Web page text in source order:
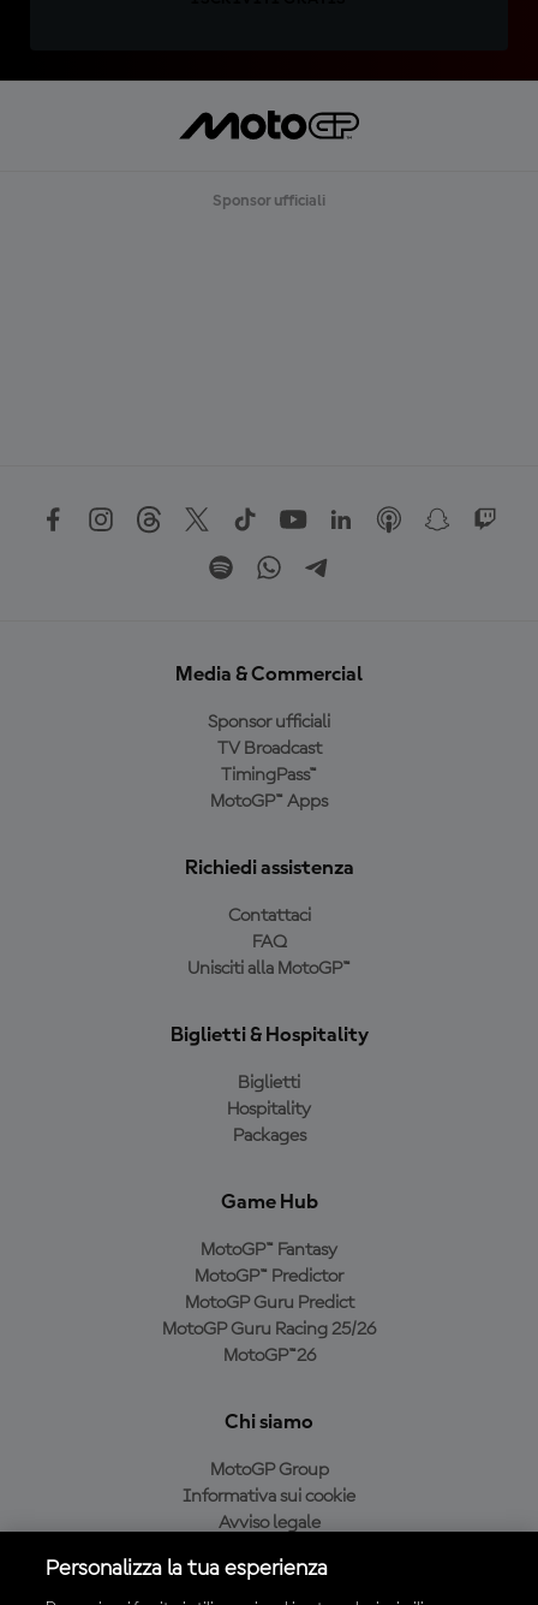
Sponsor ufficiali
Media & Commercial
Sponsor ufficiali
TV Broadcast
TimingPass™
MotoGP™ Apps
Richiedi assistenza
Contattaci
FAQ
Unisciti alla MotoGP™
Biglietti & Hospitality
Biglietti
Hospitality
Packages
Game Hub
MotoGP™ Fantasy
MotoGP™ Predictor
MotoGP Guru Predict
MotoGP Guru Racing 25/26
MotoGP™26
Chi siamo
MotoGP Group
Informativa sui cookie
Avviso legale
Condizioni di acquisto
Personalizza la tua esperienza